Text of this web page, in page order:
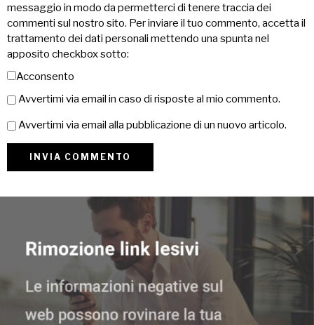
messaggio in modo da permetterci di tenere traccia dei
commenti sul nostro sito. Per inviare il tuo commento, accetta il
trattamento dei dati personali mettendo una spunta nel
apposito checkbox sotto:
Acconsento
Avvertimi via email in caso di risposte al mio commento.
Avvertimi via email alla pubblicazione di un nuovo articolo.